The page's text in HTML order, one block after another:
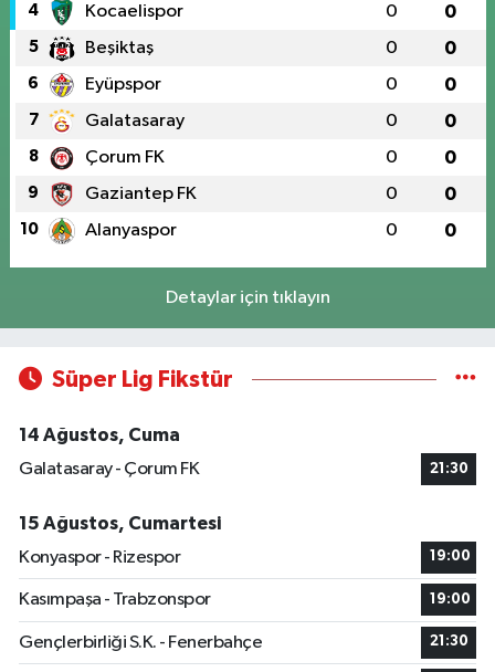
4 Kocaelispor 0 0
5 Beşiktaş 0 0
6 Eyüpspor 0 0
7 Galatasaray 0 0
8 Çorum FK 0 0
9 Gaziantep FK 0 0
10 Alanyaspor 0 0
Detaylar için tıklayın
Süper Lig Fikstür
14 Ağustos, Cuma
Galatasaray - Çorum FK
21:30
15 Ağustos, Cumartesi
Konyaspor - Rizespor
19:00
Kasımpaşa - Trabzonspor 19:00
Gençlerbirliği S.K. - Fenerbahçe 21:30